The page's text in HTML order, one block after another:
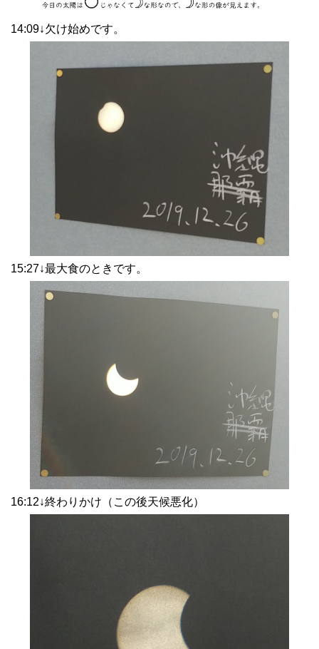
14:09↓欠け始めです。
15:27↓最大食のときです。
16:12↓終わりかけ（この後天候悪化）